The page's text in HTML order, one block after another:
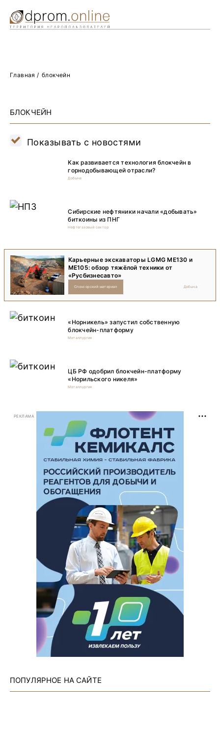
Главная / блокчейн
БЛОКЧЕЙН
Показывать с новостями
Как развивается технология блокчейн в
горнодобывающей отрасли?
Добыча
Сибирские нефтяники начали «добывать»
биткоины из ПНГ
Нефтегазовый сектор
Карьерные экскаваторы LGMG ME130 и
ME105: обзор тяжёлой техники от
«Русбизнесавто»
Добыча
Спонсорский материал
«Норникель» запустил собственную
блокчейн-платформу
Металлургия
ЦБ РФ одобрил блокчейн-платформу
«Норильского никеля»
Металлургия
РЕКЛАМА
ПОПУЛЯРНОЕ НА САЙТЕ